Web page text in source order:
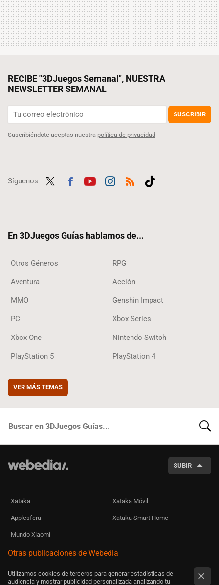
RECIBE "3DJuegos Semanal", NUESTRA
NEWSLETTER SEMANAL
SUSCRIBIR
Suscribiéndote aceptas nuestra política de privacidad
Síguenos
En 3DJuegos Guías hablamos de...
Otros Géneros RPG
Aventura Acción
MMO Genshin Impact
PC Xbox Series
Xbox One Nintendo Switch
PlayStation 5 PlayStation 4
VER MÁS TEMAS
SUBIR
Xataka Xataka Móvil
Applesfera Xataka Smart Home
Mundo Xiaomi
Otras publicaciones de Webedia
Utilizamos cookies de terceros para generar estadísticas de
audiencia y mostrar publicidad personalizada analizando tu